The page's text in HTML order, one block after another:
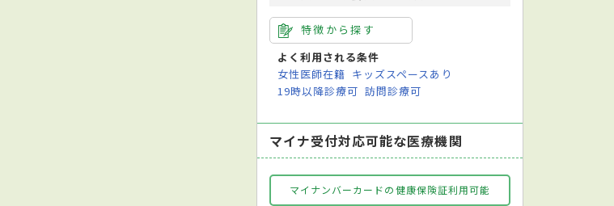
特徴から探す
よく利用される条件
女性医師在籍 キッズスペースあり
19時以降診療可 訪問診療可
マイナ受付対応可能な医療機関
マイナンバーカードの健康保険証利用可能